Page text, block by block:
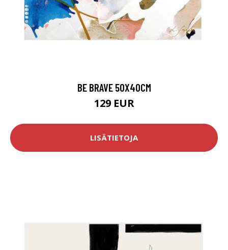
BE BRAVE 50X40CM
129 EUR
LISÄTIETOJA